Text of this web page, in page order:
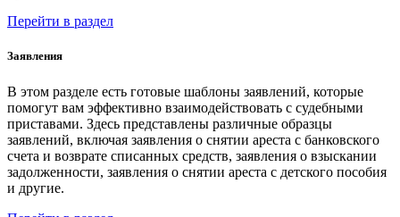
Перейти в раздел
Заявления
В этом разделе есть готовые шаблоны заявлений, которые
помогут вам эффективно взаимодействовать с судебными
приставами. Здесь представлены различные образцы
заявлений, включая заявления о снятии ареста с банковского
счета и возврате списанных средств, заявления о взыскании
задолженности, заявления о снятии ареста с детского пособия
и другие.